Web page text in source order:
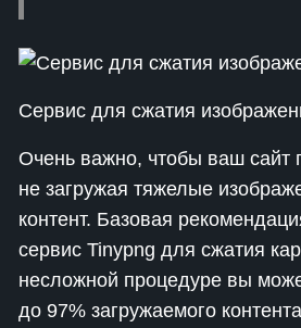
Сервис для сжатия
Очень важно, чтобы ваш сайт
не загружая тяжелые
контент. Базовая
сервис Tinypng для сжатия
несложной процедуре вы
до 97% загружаемого